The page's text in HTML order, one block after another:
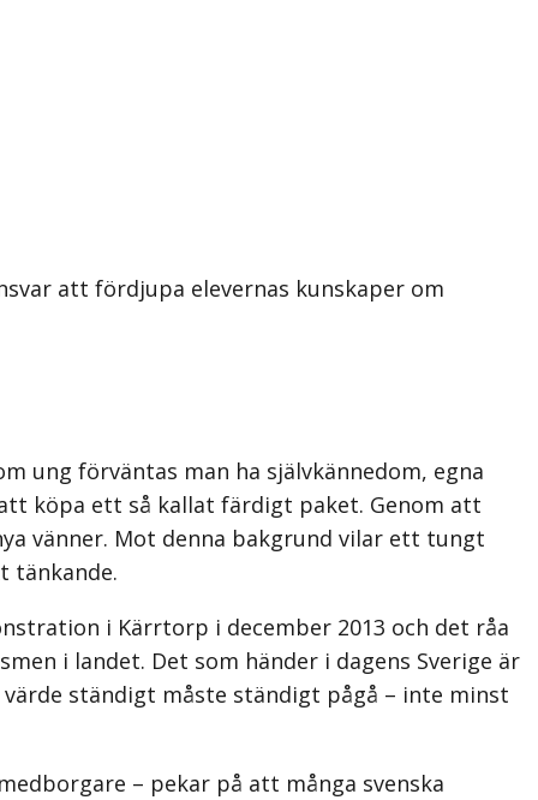
att fördjupa elevernas kunskaper om
ung förväntas man ha självkännedom, egna
köpa ett så kallat färdigt paket. Genom att
vänner. Mot denna bakgrund vilar ett tungt
tänkande.
i Kärrtorp i december 2013 och det råa
i landet. Det som händer i dagens Sverige är
ständigt måste ständigt pågå – inte minst
– pekar på att många svenska